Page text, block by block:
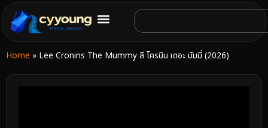
Home » Lee Cronins The Mummy ลี โครนิน เดอะ มัมมี่ (2026)